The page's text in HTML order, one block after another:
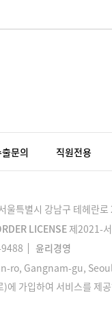
문의 직원전용
울특별시 강남구 테헤란
LICENSE 제2021-
윤리경영
ro, Gangnam-gu,
에 가입하여 서비스를 제